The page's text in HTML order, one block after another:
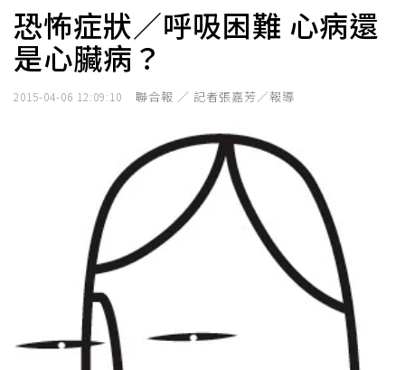
恐怖症狀／呼吸困難 心病還
是心臟病？
2015-04-06 12:09:10 聯合報 ／ 記者張嘉芳／報導